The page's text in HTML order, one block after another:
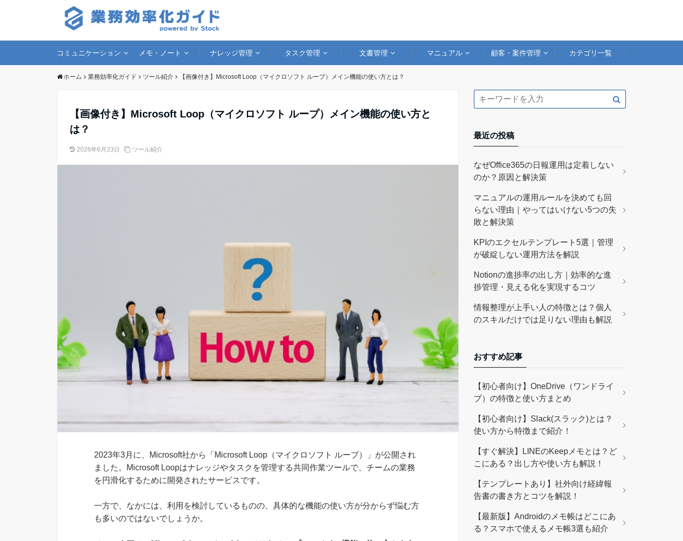
コミュニケーション メモ・ノート ナレッジ管理 タスク管理 文書管理 マニュアル 顧客・案件管理 カテゴリ一覧
ホーム 業務効率化ガイド ツール紹介 【画像付き】Microsoft Loop（マイクロソフト ループ）メイン機能の使い方とは？
【画像付き】Microsoft Loop（マイクロソフト ループ）メイン機能の使い方と
は？
2026年6月23日 ツール紹介
2023年3月に、Microsoft社から「Microsoft Loop（マイクロソフト ループ）」が公開され
ました。Microsoft Loopはナレッジやタスクを管理する共同作業ツールで、チームの業務
を円滑化するために開発されたサービスです。
一方で、なかには、利用を検討しているものの、具体的な機能の使い方が分からず悩む方
も多いのではないでしょうか。
最近の投稿
なぜOffice365の日報運用は定着しない
のか？原因と解決策
マニュアルの運用ルールを決めても回
らない理由｜やってはいけない5つの失
敗と解決策
KPIのエクセルテンプレート5選｜管理
が破綻しない運用方法を解説
Notionの進捗率の出し方｜効率的な進
捗管理・見える化を実現するコツ
情報整理が上手い人の特徴とは？個人
のスキルだけでは足りない理由も解説
おすすめ記事
【初心者向け】OneDrive（ワンドライ
ブ）の特徴と使い方まとめ
【初心者向け】Slack(スラック)とは？
使い方から特徴まで紹介！
【すぐ解決】LINEのKeepメモとは？ど
こにある？出し方や使い方も解説！
【テンプレートあり】社外向け経緯報
告書の書き方とコツを解説！
【最新版】Androidのメモ帳はどこにあ
る？スマホで使えるメモ帳3選も紹介